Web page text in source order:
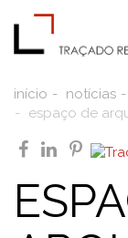
início notícias
espaço de
facebook
linkedin